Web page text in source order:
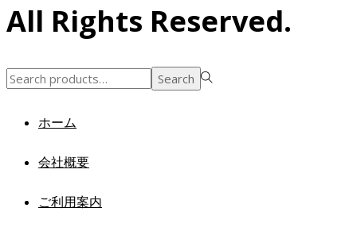
All Rights Reserved.
Search
for:>
Search
ホーム
会社概要
ご利用案内